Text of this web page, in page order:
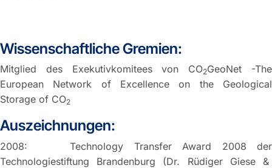
Wissenschaftliche Gremien:
Mitglied des Exekutivkomitees von CO2GeoNet -The
European Network of Excellence on the Geological
Storage of CO2
Auszeichnungen:
2008: Technology Transfer Award 2008 der
Technologiestiftung Brandenburg (Dr. Rüdiger Giese &